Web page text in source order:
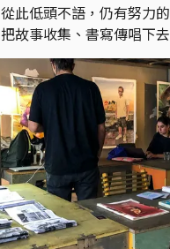
此低頭不語，仍有努力
故事收集、書寫傳唱